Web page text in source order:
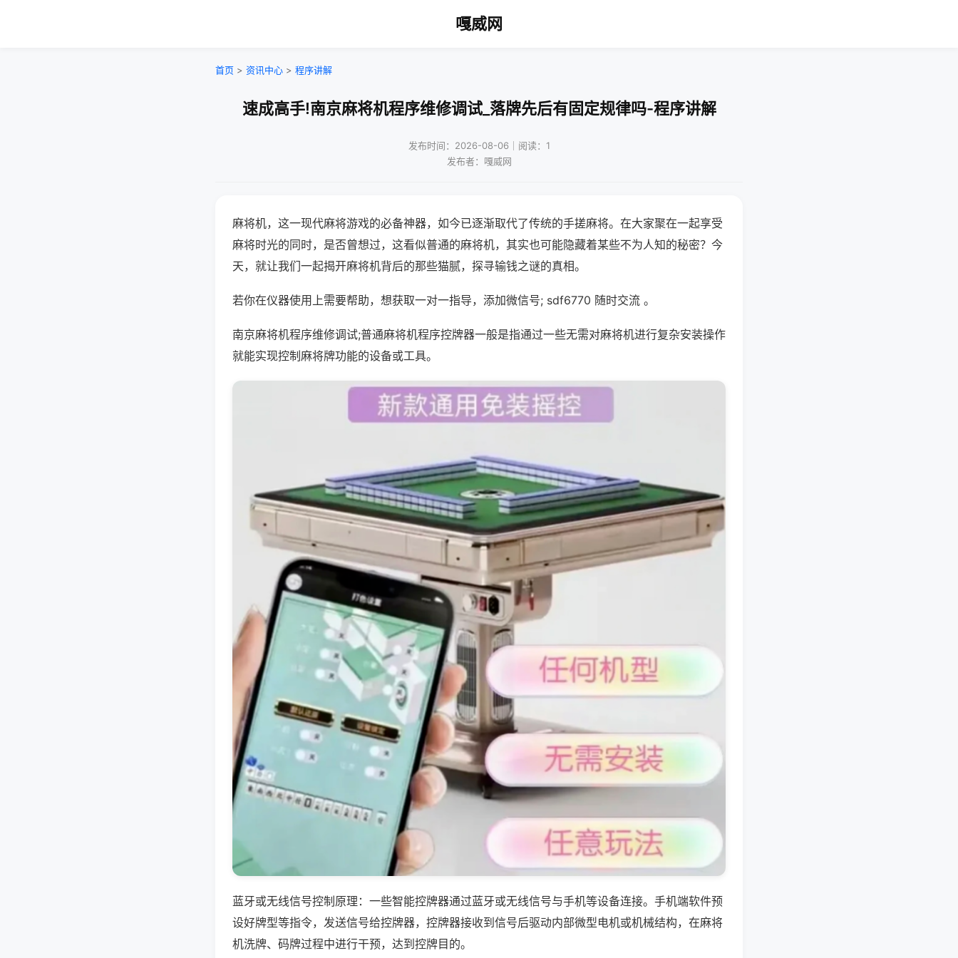
嘎威网
首页 > 资讯中心 > 程序讲解
速成高手!南京麻将机程序维修调试_落牌先后有固定规律吗-程序讲解
发布时间：2026-08-06｜阅读：1
发布者：嘎威网
麻将机，这一现代麻将游戏的必备神器，如今已逐渐取代了传统的手搓麻将。在大家聚在一起享受
麻将时光的同时，是否曾想过，这看似普通的麻将机，其实也可能隐藏着某些不为人知的秘密？今
天，就让我们一起揭开麻将机背后的那些猫腻，探寻输钱之谜的真相。
若你在仪器使用上需要帮助，想获取一对一指导，添加微信号; sdf6770 随时交流 。
南京麻将机程序维修调试;普通麻将机程序控牌器一般是指通过一些无需对麻将机进行复杂安装操作
就能实现控制麻将牌功能的设备或工具。
蓝牙或无线信号控制原理：一些智能控牌器通过蓝牙或无线信号与手机等设备连接。手机端软件预
设好牌型等指令，发送信号给控牌器，控牌器接收到信号后驱动内部微型电机或机械结构，在麻将
机洗牌、码牌过程中进行干预，达到控牌目的。